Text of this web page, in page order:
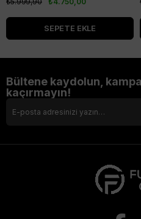
SEPETE EKLE
Bültene kaydolun,
kaçırmayın!